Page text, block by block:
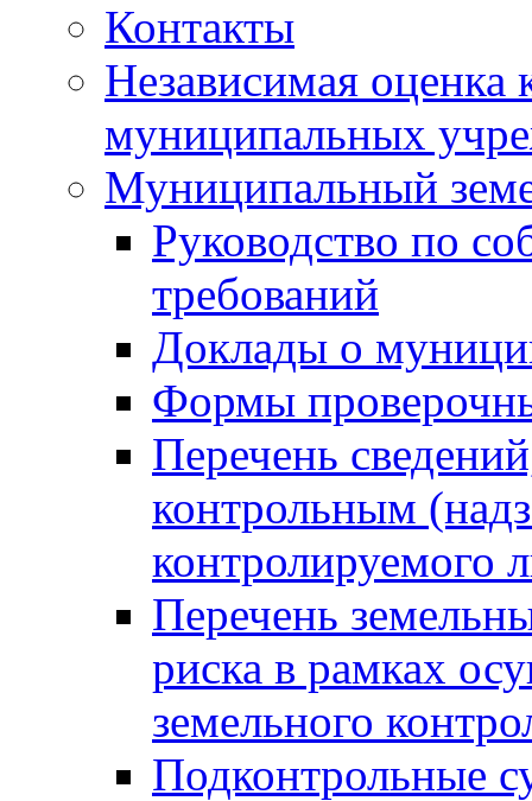
Контакты
Независимая оценка
муниципальных
Муниципальный
Руководство по
требований
Доклады о
Формы
Перечень
контрольным
контролируемого
Перечень
риска в рамках
земельного
Подконтрольные